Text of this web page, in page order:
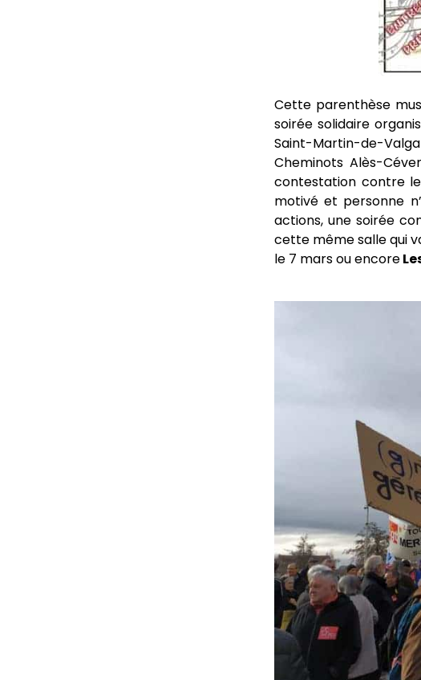
Cette parenthèse
soirée solidaire
Saint-Martin-de-
Cheminots Alès-
contestation contre
motivé et personne
actions, une soirée
cette même salle qui
le 7 mars ou encore